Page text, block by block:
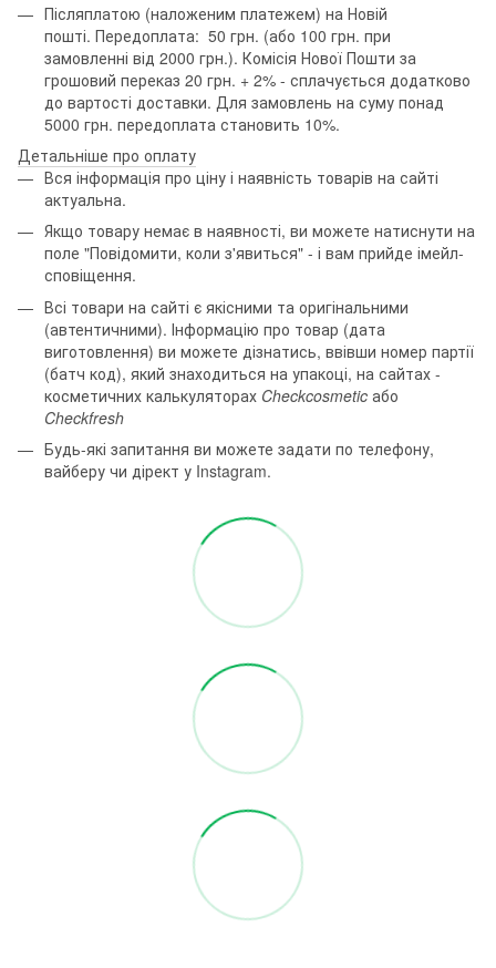
Післяплатою (наложеним платежем) на Новій
пошті. Передоплата: 50 грн. (або 100 грн. при
замовленні від 2000 грн.). Комісія Нової Пошти за
грошовий переказ 20 грн. + 2% - сплачується додатково
до вартості доставки. Для замовлень на суму понад
5000 грн. передоплата становить 10%.
Детальніше про оплату
Вся інформація про ціну і наявність товарів на сайті
актуальна.
Якщо товару немає в наявності, ви можете натиснути на
поле "Повідомити, коли з'явиться" - і вам прийде імейл-
сповіщення.
Всі товари на сайті є якісними та оригінальними
(автентичними). Інформацію про товар (дата
виготовлення) ви можете дізнатись, ввівши номер партії
(батч код), який знаходиться на упакоці, на сайтах -
косметичних калькуляторах Checkcosmetic або
Checkfresh
Будь-які запитання ви можете задати по телефону,
вайберу чи дірект у Instagram.